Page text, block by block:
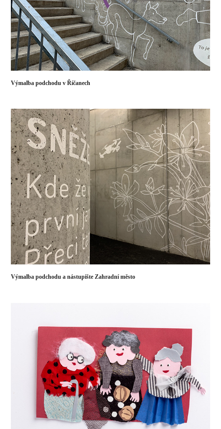
Výmalba podchodu v Říčanech
Výmalba podchodu a nástupište Zahradní město